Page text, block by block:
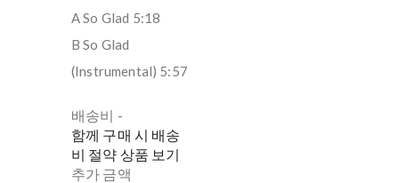
A So Glad 5:18
B So Glad
(Instrumental) 5:57
배송비 -
함께 구매 시 배송
비 절약 상품 보기
추가 금액